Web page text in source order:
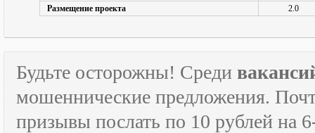
Размещение проекта
2.0
Будьте осторожны! Среди
мошеннические предложения.
призывы послать по 10 рублей на